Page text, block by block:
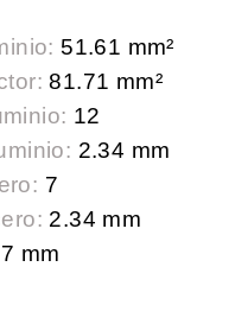
51.61 mm²
81.71 mm²
12
2.34 mm
7
2.34 mm
mm